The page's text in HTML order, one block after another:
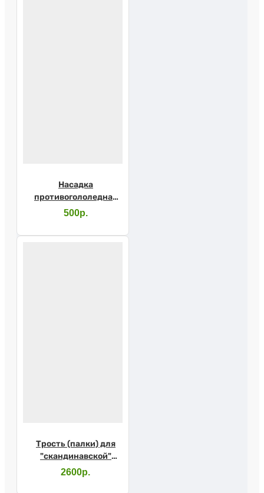
Насадка
противогололедная
10155/1
500р.
Трость (палки) для
"скандинавской"
ходьбы
2600р.